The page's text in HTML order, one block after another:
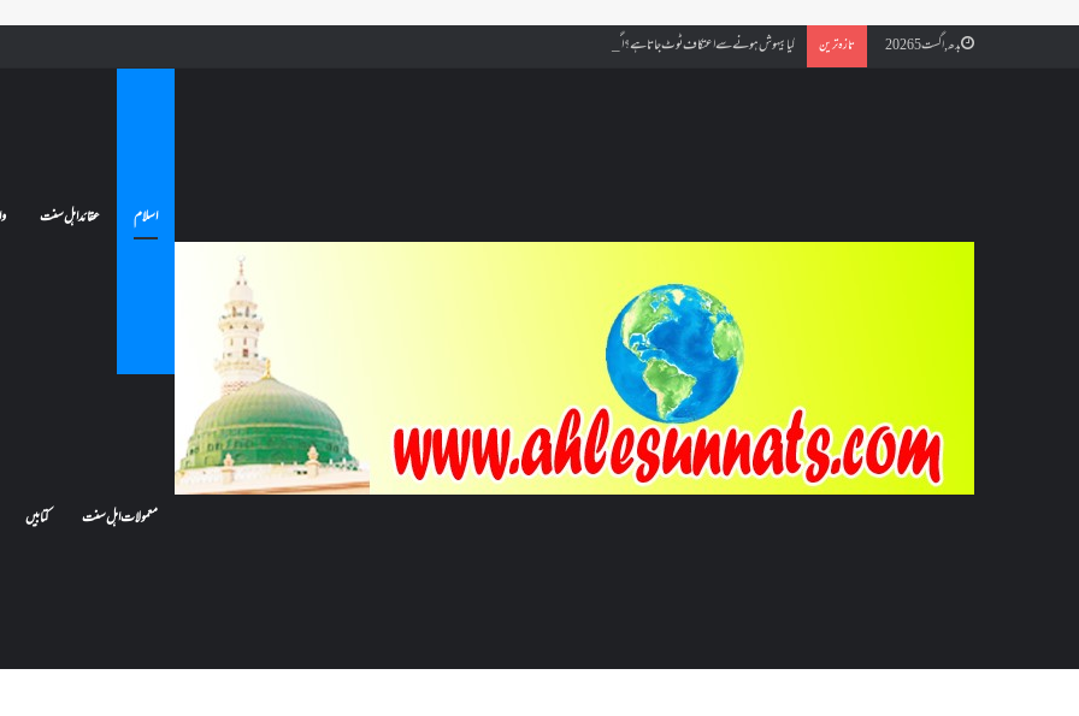
بدھ, اگست 5 2026 تازہ ترین کیا بیہوش ہونے سے اعتکاف ٹوٹ جاتا ہے؟ اگر معتکف کو احتلام ہو جائے تو کیا اس کا اعتکاف ٹوٹ جائے گا؟فنائے مسجد کسے کہتے ہیں ، اور کیا معتکف فنائے مسجد میں جا سکتا ہے؟
اسلام عقائد اہل سنت
معمولات اہل سنت کتابیں